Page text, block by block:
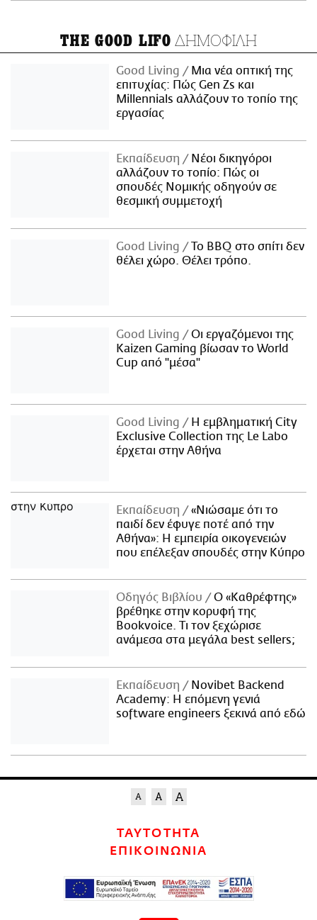
THE GOOD LIFO ΔΗΜΟΦΙΛΗ
Good Living
Μια νέα οπτική της
επιτυχίας: Πώς Gen Zs και
Millennials αλλάζουν το τοπίο της
εργασίας
Εκπαίδευση
Νέοι δικηγόροι
αλλάζουν το τοπίο: Πώς οι
σπουδές Νομικής οδηγούν σε
θεσμική συμμετοχή
Good Living
Το BBQ στο σπίτι δεν
θέλει χώρο. Θέλει τρόπο.
Good Living
Οι εργαζόμενοι της
Kaizen Gaming βίωσαν το World
Cup από "μέσα"
Good Living
Η εμβληματική City
Exclusive Collection της Le Labo
έρχεται στην Αθήνα
Εκπαίδευση
«Νιώσαμε ότι το
παιδί δεν έφυγε ποτέ από την
Αθήνα»: Η εμπειρία οικογενειών
που επέλεξαν σπουδές στην Κύπρο
Οδηγός Βιβλίου
Ο «Καθρέφτης»
βρέθηκε στην κορυφή της
Bookvoice. Τι τον ξεχώρισε
ανάμεσα στα μεγάλα best sellers;
Εκπαίδευση
Novibet Backend
Academy: Η επόμενη γενιά
software engineers ξεκινά από εδώ
ΤΑΥΤΟΤΗΤΑ
ΕΠΙΚΟΙΝΩΝΙΑ